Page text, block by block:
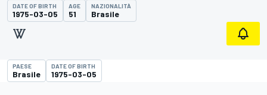
DATE OF BIRTH
1975-03-05
AGE
51
NAZIONALITÀ
Brasile
PAESE
Brasile
DATE OF BIRTH
1975-03-05